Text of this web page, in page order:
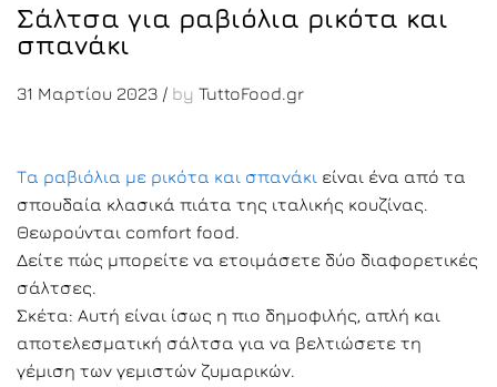
Σάλτσα για ραβιόλια ρικότα και
σπανάκι
31 Μαρτίου 2023 / by TuttoFood.gr
Τα ραβιόλια με ρικότα και σπανάκι είναι ένα από τα
σπουδαία κλασικά πιάτα της ιταλικής κουζίνας.
Θεωρούνται comfort food.
Δείτε πώς μπορείτε να ετοιμάσετε δύο διαφορετικές
σάλτσες.
Σκέτα: Αυτή είναι ίσως η πιο δημοφιλής, απλή και
αποτελεσματική σάλτσα για να βελτιώσετε τη
γέμιση των γεμιστών ζυμαρικών.